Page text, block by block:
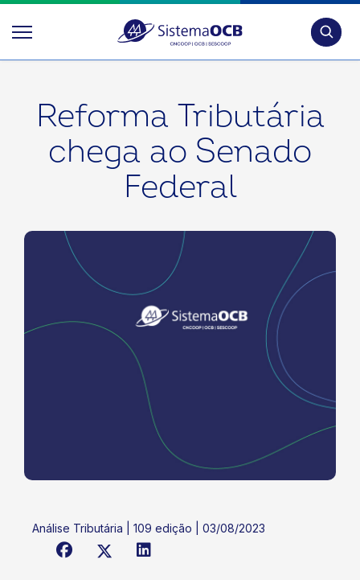
Reforma Tributária
chega ao Senado
Federal
Análise Tributária | 109 edição | 03/08/2023